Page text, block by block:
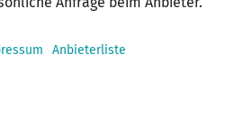
und Coaching
Möglichkeiten